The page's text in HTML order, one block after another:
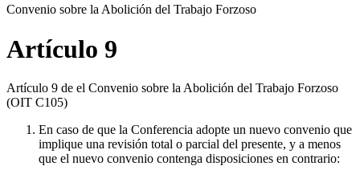
Convenio sobre la Abolición del Trabajo Forzoso
Artículo 9
Artículo 9 de el Convenio sobre la Abolición del Trabajo Forzoso
(OIT C105)
En caso de que la Conferencia adopte un nuevo convenio que
implique una revisión total o parcial del presente, y a menos
que el nuevo convenio contenga disposiciones en contrario: